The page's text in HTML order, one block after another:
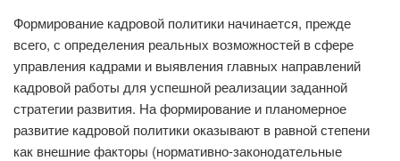
Формирование кадровой политики начинается, прежде
всего, с определения реальных возможностей в сфере
управления кадрами и выявления главных направлений
кадровой работы для успешной реализации заданной
стратегии развития. На формирование и планомерное
развитие кадровой политики оказывают в равной степени
как внешние факторы (нормативно-законодательные